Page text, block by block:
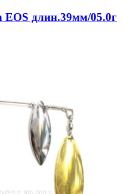
EOS длин.39мм/05.0г